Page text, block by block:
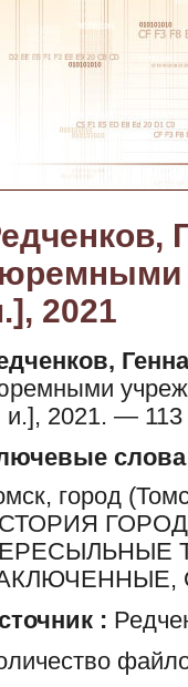
2021
и.], 2021. —
слова
город
: